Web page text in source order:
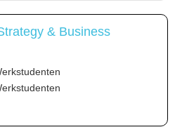
& Business